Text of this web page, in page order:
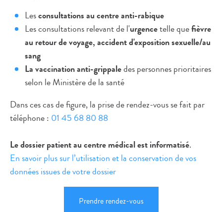
Lesconsultations au centre anti-rabique
Les consultations relevant de l'urgencetelle quefièvre
au retour de voyage,accident d'exposition sexuelle/au
sang
La vaccination anti-grippaledes personnes prioritaires
selon le Ministère de la santé
Dans ces cas de figure, la prise de rendez-vous se fait par
téléphone : 01 45 68 80 88
Le dossier patient au centre médical est informatisé.
En savoir plus sur l’utilisation et la conservation de vos
données issues de votre dossier
Prendre rendez-vous